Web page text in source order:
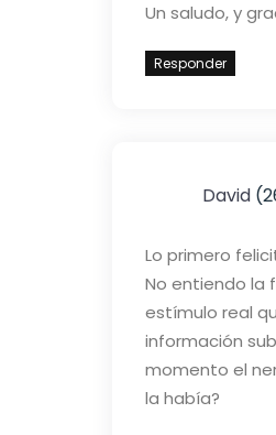
Un saludo, y
Responder
David
Lo primero
No entiendo la
estímulo real
información
momento el
la había?